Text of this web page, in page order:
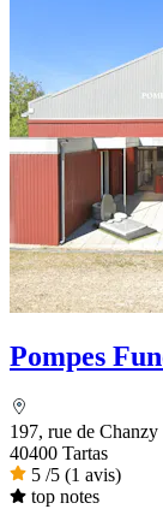
Pompes
197, rue de Chanzy
40400 Tartas
5 /5 (1 avis)
top notes